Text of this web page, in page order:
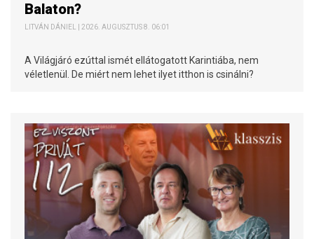
Balaton?
LITVÁN DÁNIEL | 2026. AUGUSZTUS 8. 06:01
A Világjáró ezúttal ismét ellátogatott Karintiába, nem
véletlenül. De miért nem lehet ilyet itthon is csinálni?